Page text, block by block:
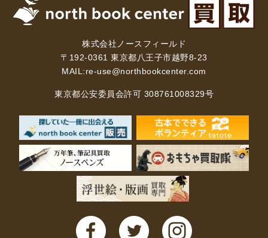
株式会社ノースフィールド
〒192-0361 東京都八王子市越野8-23
MAIL:re-use@northbookcenter.com
東京都公安委員会許可 308761008329号